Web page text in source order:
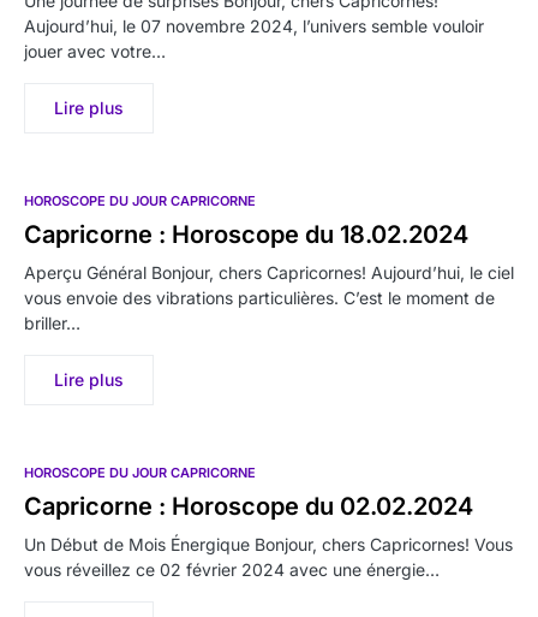
Aujourd’hui, le 07 novembre 2024, l’univers semble vouloir
jouer avec votre…
Lire plus
HOROSCOPE DU JOUR CAPRICORNE
Capricorne : Horoscope du 18.02.2024
Aperçu Général Bonjour, chers Capricornes! Aujourd’hui, le ciel
vous envoie des vibrations particulières. C’est le moment de
briller…
Lire plus
HOROSCOPE DU JOUR CAPRICORNE
Capricorne : Horoscope du 02.02.2024
Un Début de Mois Énergique Bonjour, chers Capricornes! Vous
vous réveillez ce 02 février 2024 avec une énergie…